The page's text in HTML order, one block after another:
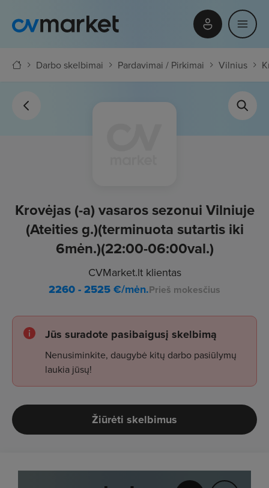
Darbo skelbimai Pardavimai / Pirkimai Vilnius
Krovėjas (-a) vasaros sezonui Vilniuje
(Ateities g.)(terminuota sutartis iki
6mėn.)(22:00-06:00val.)
CVMarket.lt klientas
2260 - 2525€/mėn.Prieš mokesčius
Jūs suradote pasibaigusį skelbimą
Nenusiminkite, daugybė kitų darbo pasiūlymų
laukia jūsų!
Žiūrėti skelbimus